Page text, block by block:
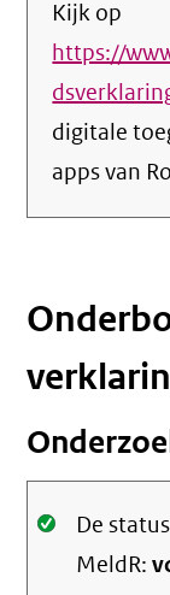
Kijk op
https://
digitale
apps van
Oké.
De
MeldR: